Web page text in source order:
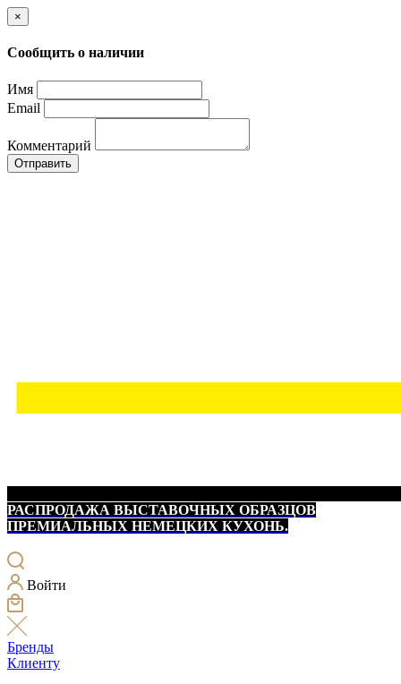
×
Сообщить о наличии
Имя
Email
Комментарий
Отправить
РАСПРОДАЖА ВЫСТАВОЧНЫХ ОБРАЗЦОВ
ПРЕМИАЛЬНЫХ НЕМЕЦКИХ КУХОНЬ.
Войти
Бренды
Клиенту